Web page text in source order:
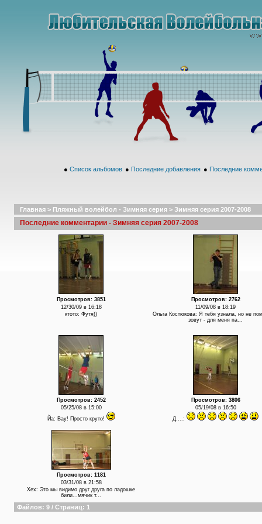
● Список альбомов ● Последние добавления ● Последние
Главная > Пляжный волейбол - Зимняя серия > Зимняя серия 2007-2008
Последние комментарии - Зимняя серия 2007-2008
Просмотров: 3851
12/30/09 в 16:18
ктото: Футя))
Просмотров: 2762
11/09/08 в 18:19
Ольга Костюкова: Я тебя узнала, но не
зовут - для меня па...
Просмотров: 2452
05/25/08 в 15:00
Йа: Вау! Просто круто!
Просмотров: 3806
05/19/08 в 16:50
Д....:
Просмотров: 1181
03/31/08 в 21:58
Хех: Это мы видимо друг друга по ладошке
били...мячик т...
Файлов: 9 / Страниц: 1